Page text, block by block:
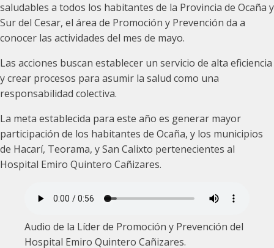
saludables a todos los habitantes de la Provincia de Ocaña y
Sur del Cesar, el área de Promoción y Prevención da a
conocer las actividades del mes de mayo.
Las acciones buscan establecer un servicio de alta eficiencia
y crear procesos para asumir la salud como una
responsabilidad colectiva.
La meta establecida para este año es generar mayor
participación de los habitantes de Ocaña, y los municipios
de Hacarí, Teorama, y San Calixto pertenecientes al
Hospital Emiro Quintero Cañizares.
Audio de la Líder de Promoción y Prevención del
Hospital Emiro Quintero Cañizares.